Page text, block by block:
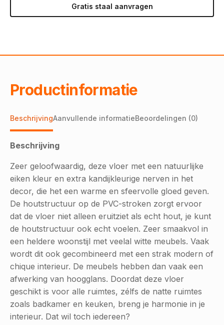
Gratis staal aanvragen
Productinformatie
BeschrijvingAanvullende informatieBeoordelingen (0)
Beschrijving
Zeer geloofwaardig, deze vloer met een natuurlijke
eiken kleur en extra kandijkleurige nerven in het
decor, die het een warme en sfeervolle gloed geven.
De houtstructuur op de PVC-stroken zorgt ervoor
dat de vloer niet alleen eruitziet als echt hout, je kunt
de houtstructuur ook echt voelen. Zeer smaakvol in
een heldere woonstijl met veelal witte meubels. Vaak
wordt dit ook gecombineerd met een strak modern of
chique interieur. De meubels hebben dan vaak een
afwerking van hoogglans. Doordat deze vloer
geschikt is voor alle ruimtes, zélfs de natte ruimtes
zoals badkamer en keuken, breng je harmonie in je
interieur. Dat wil toch iedereen?